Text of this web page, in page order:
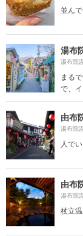
並ん
湯布
湯布院
まる
で、
由布
湯布院
人で
由布
湯布院
杖立